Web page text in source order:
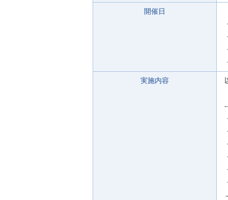
開催日
実施内容